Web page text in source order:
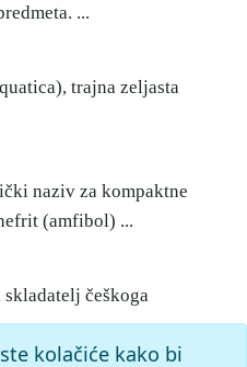
...
trajna zeljasta
naziv za kompaktne
(amfibol) ...
češkoga
kolačiće kako bi